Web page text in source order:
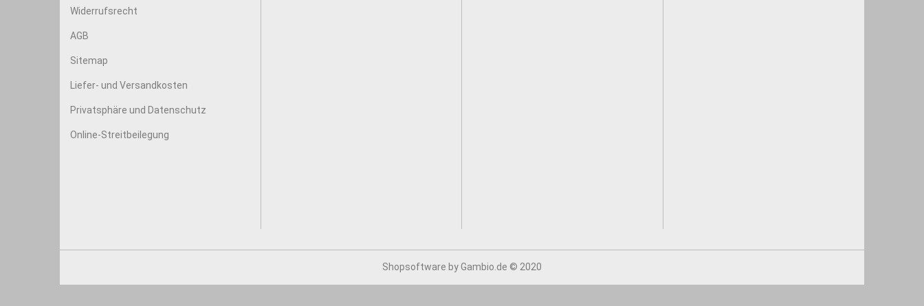
Widerrufsrecht
AGB
Sitemap
Liefer- und Versandkosten
Privatsphäre und Datenschutz
Online-Streitbeilegung
Shopsoftware by Gambio.de © 2020